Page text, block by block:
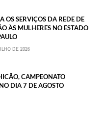
OS SERVIÇOS DA REDE DE
ÀS MULHERES NO ESTADO
DE 2026
CAMPEONATO
DIA 7 DE AGOSTO